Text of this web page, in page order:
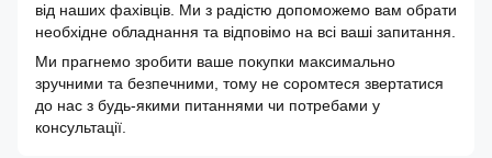
від наших фахівців. Ми з радістю допоможемо вам обрати
необхідне обладнання та відповімо на всі ваші запитання.
Ми прагнемо зробити ваше покупки максимально
зручними та безпечними, тому не соромтеся звертатися
до нас з будь-якими питаннями чи потребами у
консультації.